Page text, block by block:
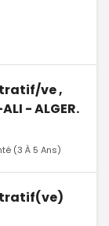
ve ,
- ALGER.
(3 À 5 Ans)